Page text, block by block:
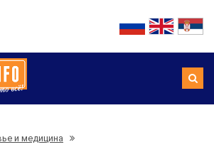
и медицина